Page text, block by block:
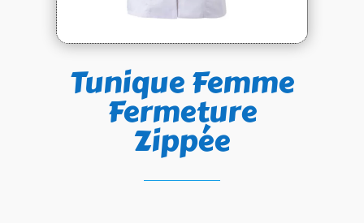
Tunique Femme
Fermeture
Zippée